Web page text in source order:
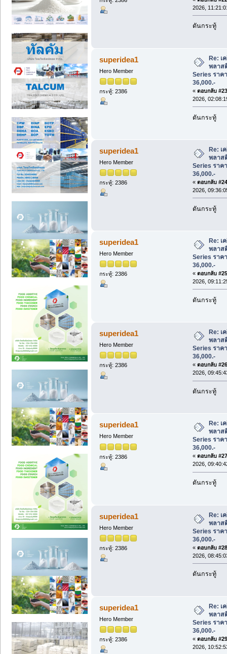
2026,
ดันกระทู้
superidea1
Hero Member
กระทู้: 2386
Re: เ
พลาส
Series ราค
36,000.-
« ตอบกลับ
2026,
ดันกระทู้
superidea1
Hero Member
กระทู้: 2386
Re: เ
พลาส
Series ราค
36,000.-
« ตอบกลับ
2026,
ดันกระทู้
superidea1
Hero Member
กระทู้: 2386
Re: เ
พลาส
Series ราค
36,000.-
« ตอบกลับ
2026,
ดันกระทู้
superidea1
Hero Member
กระทู้: 2386
Re: เ
พลาส
Series ราค
36,000.-
« ตอบกลับ
2026,
ดันกระทู้
superidea1
Hero Member
กระทู้: 2386
Re: เ
พลาส
Series ราค
36,000.-
« ตอบกลับ
2026,
ดันกระทู้
superidea1
Hero Member
กระทู้: 2386
Re: เ
พลาส
Series ราค
36,000.-
« ตอบกลับ
2026,
ดันกระทู้
superidea1
Hero Member
กระทู้: 2386
Re: เ
พลาส
Series ราค
36,000.-
« ตอบกลับ
2026,